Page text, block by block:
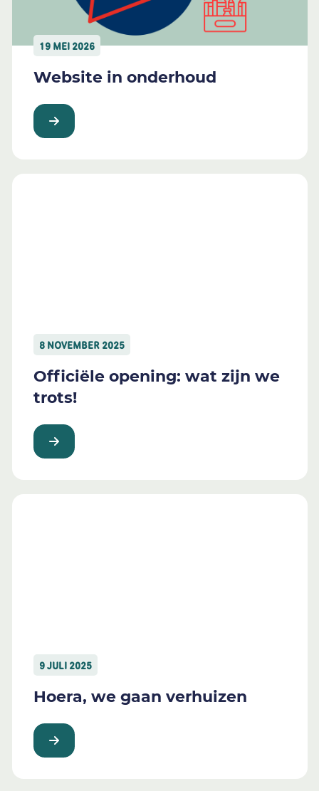
19 MEI 2026
Website in onderhoud
8 NOVEMBER 2025
Officiële opening: wat zijn we
trots!
9 JULI 2025
Hoera, we gaan verhuizen